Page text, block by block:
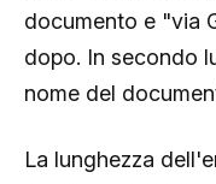
documento e "via
dopo. In secondo
nome del
La lunghezza